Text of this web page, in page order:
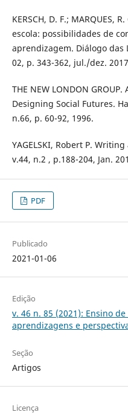
KERSCH, D. F.; MARQUES,
escola: possibilidades de
aprendizagem. Diálogo das
02, p. 343-362, jul./dez.
THE NEW LONDON
Designing Social Futures.
n.66, p. 60-92, 1996.
YAGELSKI, Robert P.
v.44, n.2 , p.188-204, Jan.
PDF
Publicado
2021-01-06
Edição
v. 46 n. 85 (2021): Ensino
aprendizagens e
Seção
Artigos
Licença